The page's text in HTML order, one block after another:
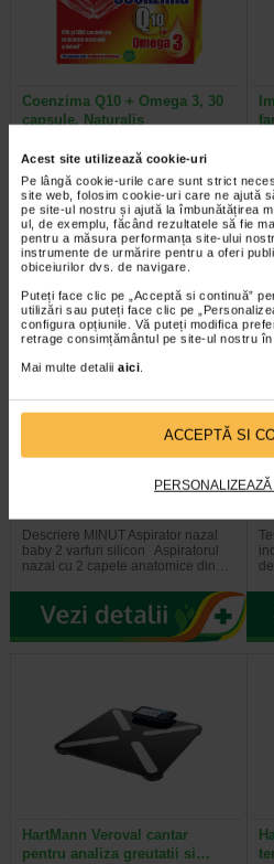
Acest site utilizează cookie-uri
Pe lângă cookie-urile care sunt strict
site web, folosim cookie-uri care ne ajută
pe site-ul nostru și ajută la îmbunătățirea
ul, de exemplu, făcând rezultatele să fie
pentru a măsura performanța site-ului
instrumente de urmărire pentru a oferi
obiceiurilor dvs. de navigare.
Puteți face clic pe „Acceptă si continuă”
utilizări sau puteți face clic pe
configura opțiunile. Vă puteți modifica
retrage consimțământul pe site-ul nostru
Mai multe detalii aici.
ACCEPTĂ SI
Coenzima Q10 + Omega 3, 30
capsule, Naturalis
Naturalis Coenzima Q10 + Omega
3 este un supliment alimentar sub
forma de capsule gelatinoase…
Descriere MINUT Aspirator nazal
baby 2 varfuri silicon Aspiratorul
nazal cu 2 capete anatomice din…
HartMann Veroval cantar
pentru analiza greutatii si…